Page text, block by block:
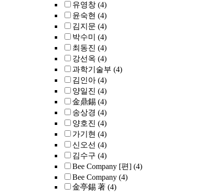
유영창 (4)
윤숙현 (4)
김지문 (4)
박수미
(4)
최동진 (4)
강선옥 (4)
과학기술부 (4)
김인아 (4)
양일진 (4)
金鼎錫 (4)
송상경 (4)
양호진 (4)
가기현 (4)
신오선 (4)
김수구 (4)
Bee Company [편] (4)
Bee Company (4)
金亭錫 著 (4)